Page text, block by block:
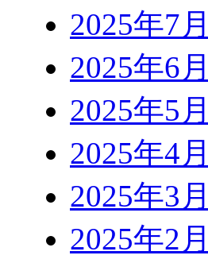
2025年7月
2025年6月
2025年5月
2025年4月
2025年3月
2025年2月